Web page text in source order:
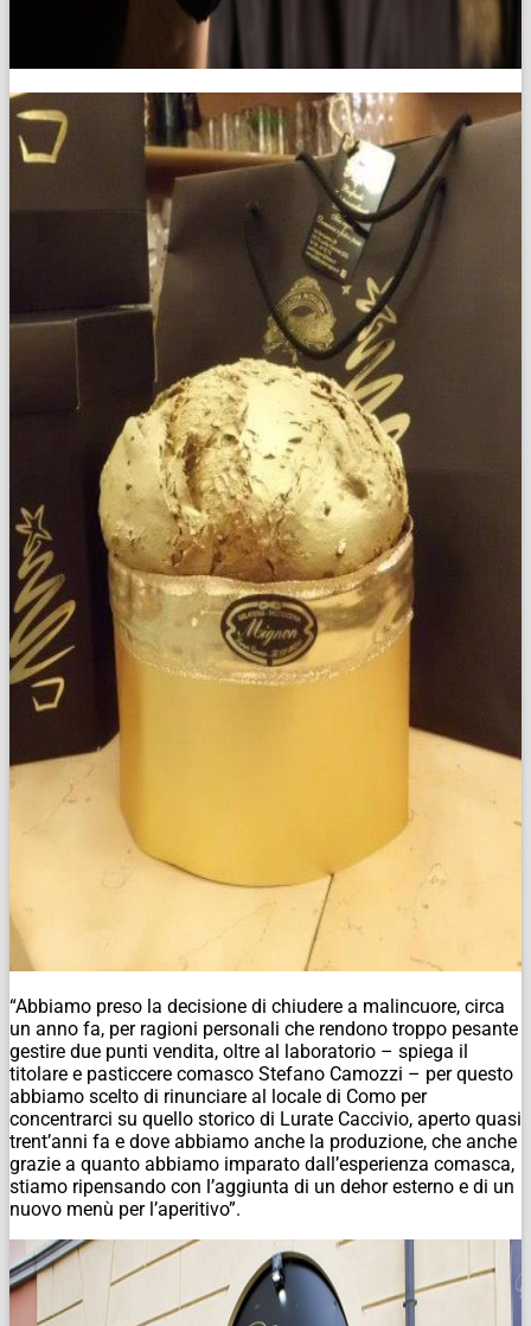
“Abbiamo preso la decisione di chiudere a malincuore, circa
un anno fa, per ragioni personali che rendono troppo pesante
gestire due punti vendita, oltre al laboratorio – spiega il
titolare e pasticcere comasco Stefano Camozzi – per questo
abbiamo scelto di rinunciare al locale di Como per
concentrarci su quello storico di Lurate Caccivio, aperto quasi
trent’anni fa e dove abbiamo anche la produzione, che anche
grazie a quanto abbiamo imparato dall’esperienza comasca,
stiamo ripensando con l’aggiunta di un dehor esterno e di un
nuovo menù per l’aperitivo”.